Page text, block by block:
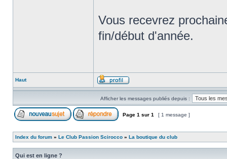
Vous recevrez
fin/début d'année.
Haut
Afficher les messages publiés depuis :
Page 1 sur 1 [ 1 message ]
Index du forum » Le Club Passion Scirocco » La boutique du club
Qui est en ligne ?